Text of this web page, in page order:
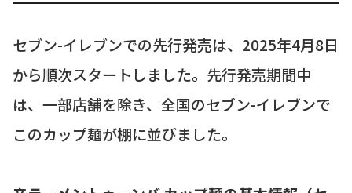
セブン-イレブンでの先行発売は、2025年4月8日
から順次スタートしました。先行発売期間中
は、一部店舗を除き、全国のセブン-イレブンで
このカップ麺が棚に並びました。